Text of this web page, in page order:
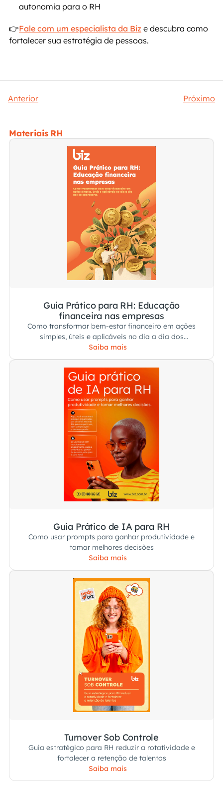
autonomia para o RH
👉Fale com um especialista da Biz e descubra como
fortalecer sua estratégia de pessoas.
Anterior Próximo
Materiais RH
Guia Prático para RH: Educação
financeira nas empresas
Como transformar bem-estar financeiro em ações
simples, úteis e aplicáveis no dia a dia dos
colaboradores.
Saiba mais
Guia Prático de IA para RH
Como usar prompts para ganhar produtividade e
tomar melhores decisões
Saiba mais
Turnover Sob Controle
Guia estratégico para RH reduzir a rotatividade e
fortalecer a retenção de talentos
Saiba mais